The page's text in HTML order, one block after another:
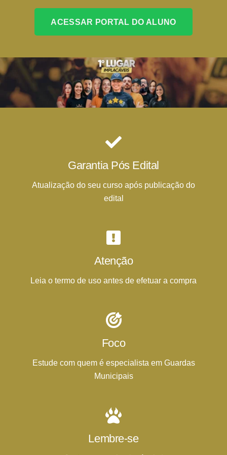
ACESSAR PORTAL DO ALUNO
Garantia Pós Edital
Atualização do seu curso após publicação do
edital
Atenção
Leia o termo de uso antes de efetuar a compra
Foco
Estude com quem é especialista em Guardas
Municipais
Lembre-se